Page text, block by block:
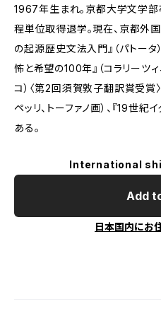
1967年生まれ。京都大学文学
程単位取得退学。現在、京都外
の起源――歴史文法入門』（パトータ
怖と希望の100年』（コラリーツィ
コ）〈第2回須賀敦子翻訳賞受賞〉
ペッリ、トーファノ画）、『19世
ある。
International
Add
日本国内にお